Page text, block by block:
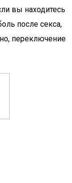
вы находитесь
после секса,
переключение